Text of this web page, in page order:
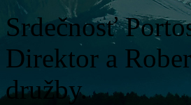
Srdečnosť
Direktor a
družby.